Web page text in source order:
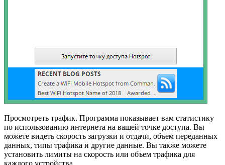
Просмотреть трафик. Программа показывает вам статистику
по использованию интернета на вашей точке доступа. Вы
можете видеть скорость загрузки и отдачи, объем переданных
данных, типы трафика и другие данные. Вы также можете
установить лимиты на скорость или объем трафика для